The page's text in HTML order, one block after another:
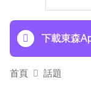
下載東森
首頁 話題